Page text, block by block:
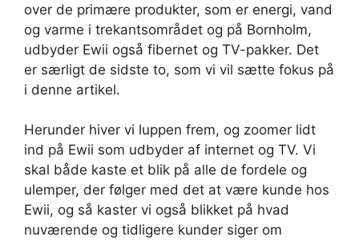
over de primære produkter, som er energi, vand
og varme i trekantsområdet og på Bornholm,
udbyder Ewii også fibernet og TV-pakker. Det
er særligt de sidste to, som vi vil sætte fokus på
i denne artikel.
Herunder hiver vi luppen frem, og zoomer lidt
ind på Ewii som udbyder af internet og TV. Vi
skal både kaste et blik på alle de fordele og
ulemper, der følger med det at være kunde hos
Ewii, og så kaster vi også blikket på hvad
nuværende og tidligere kunder siger om